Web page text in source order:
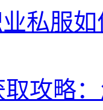
私服
取攻略